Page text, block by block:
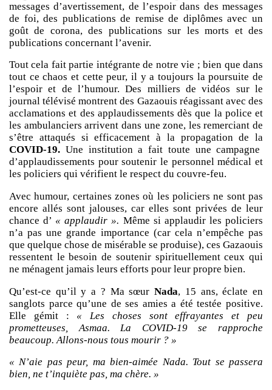
messages d’avertissement, de l’espoir dans des messages
de foi, des publications de remise de diplômes avec un
goût de corona, des publications sur les morts et des
publications concernant l’avenir.
Tout cela fait partie intégrante de notre vie ; bien que dans
tout ce chaos et cette peur, il y a toujours la poursuite de
l’espoir et de l’humour. Des milliers de vidéos sur le
journal télévisé montrent des Gazaouis réagissant avec des
acclamations et des applaudissements dès que la police et
les ambulanciers arrivent dans une zone, les remerciant de
s’être attaqués si efficacement à la propagation de la
COVID-19. Une institution a fait toute une campagne
d’applaudissements pour soutenir le personnel médical et
les policiers qui vérifient le respect du couvre-feu.
Avec humour, certaines zones où les policiers ne sont pas
encore allés sont jalouses, car elles sont privées de leur
chance d’ « applaudir ». Même si applaudir les policiers
n’a pas une grande importance (car cela n’empêche pas
que quelque chose de misérable se produise), ces Gazaouis
ressentent le besoin de soutenir spirituellement ceux qui
ne ménagent jamais leurs efforts pour leur propre bien.
Qu’est-ce qu’il y a ? Ma sœurNada, 15 ans, éclate en
sanglots parce qu’une de ses amies a été testée positive.
Elle gémit : « Les choses sont effrayantes et peu
prometteuses, Asmaa. La COVID-19 se rapproche
beaucoup. Allons-nous tous mourir ? »
« N’aie pas peur, ma bien-aimée Nada. Tout se passera
bien, ne t’inquiète pas, ma chère. »